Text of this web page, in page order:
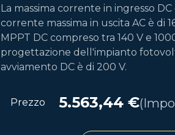
La massima corrente in ingresso
corrente massima in uscita AC è di
MPPT DC compreso tra 140 V e
progettazione dell'impianto
avviamento DC è di 200 V.
Prezzo 5.563,44 €